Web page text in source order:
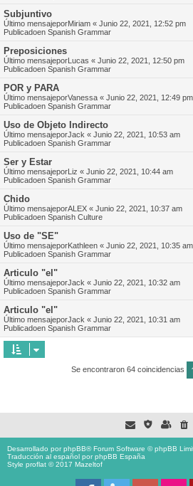
Subjuntivo
Último mensajeporMiriam « Junio 22, 2021, 12:52 pm
Publicadoen Spanish Grammar
Preposiciones
Último mensajeporLucas « Junio 22, 2021, 12:50 pm
Publicadoen Spanish Grammar
POR y PARA
Último mensajeporVanessa « Junio 22, 2021, 12:49 pm
Publicadoen Spanish Grammar
Uso de Objeto Indirecto
Último mensajeporJack « Junio 22, 2021, 10:53 am
Publicadoen Spanish Grammar
Ser y Estar
Último mensajeporLiz « Junio 22, 2021, 10:44 am
Publicadoen Spanish Grammar
Chido
Último mensajeporALEX « Junio 22, 2021, 10:37 am
Publicadoen Spanish Culture
Uso de "SE"
Último mensajeporKathleen « Junio 22, 2021, 10:35 am
Publicadoen Spanish Grammar
Articulo "el"
Último mensajeporJack « Junio 22, 2021, 10:32 am
Publicadoen Spanish Grammar
Articulo "el"
Último mensajeporJack « Junio 22, 2021, 10:31 am
Publicadoen Spanish Grammar
Se encontraron 64 coincidencias
Desarrollado porphpBB® Forum Software © phpBB
Traducción al español porphpBB España
Style proflat © 2017 Mazeltof